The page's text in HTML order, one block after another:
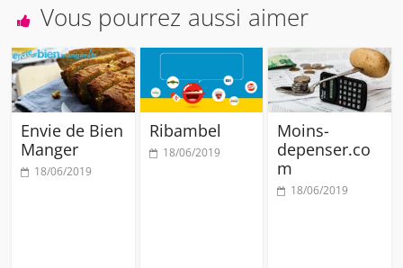
Vous pourrez aussi aimer
Envie de Bien
Manger
18/06/2019
Ribambel
18/06/2019
Moins-
depenser.co
m
18/06/2019